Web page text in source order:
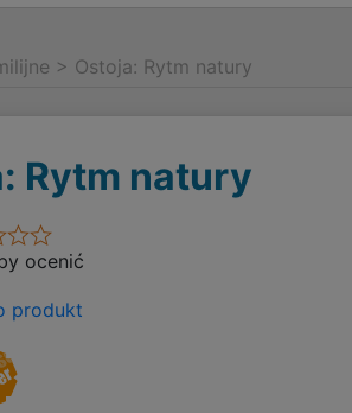
> Ostoja: Rytm natury
Rytm natury
ocenić
produkt